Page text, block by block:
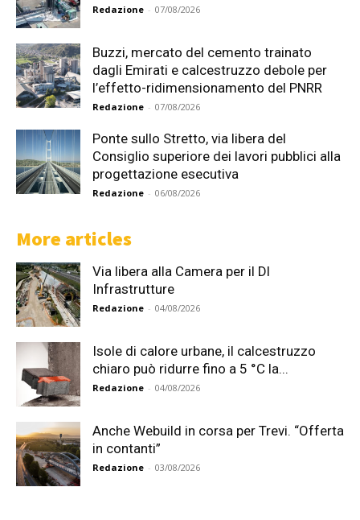
Redazione - 07/08/2026
Buzzi, mercato del cemento trainato
dagli Emirati e calcestruzzo debole per
l’effetto-ridimensionamento del PNRR
Redazione - 07/08/2026
Ponte sullo Stretto, via libera del
Consiglio superiore dei lavori pubblici alla
progettazione esecutiva
Redazione - 06/08/2026
More articles
Via libera alla Camera per il Dl
Infrastrutture
Redazione - 04/08/2026
Isole di calore urbane, il calcestruzzo
chiaro può ridurre fino a 5 °C la...
Redazione - 04/08/2026
Anche Webuild in corsa per Trevi. “Offerta
in contanti”
Redazione - 03/08/2026